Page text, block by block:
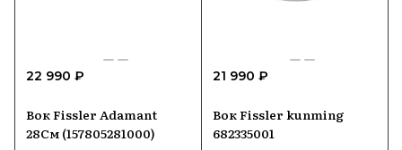
22 990 ₽
Вок Fissler Adamant
28См (157805281000)
21 990 ₽
Вок Fissler kunming
682335001